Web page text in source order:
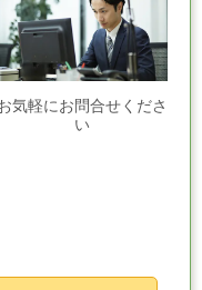
気軽にお問合せくださ
い